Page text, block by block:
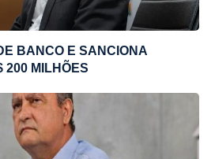
BANCO E SANCIONA
200 MILHÕES